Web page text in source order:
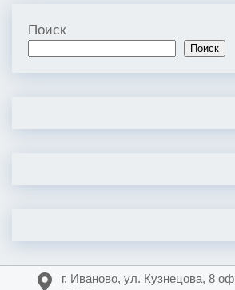
Поиск
Поиск
г. Иваново, ул. Кузнецова, 8